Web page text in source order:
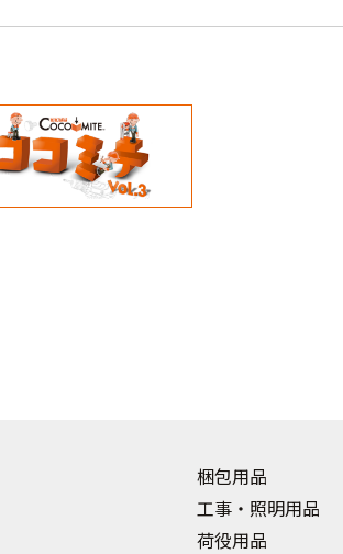
梱包用品
工事・照明用品
荷役用品